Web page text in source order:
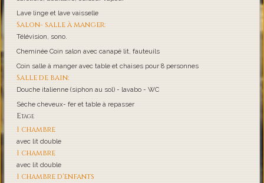
Lave linge et lave vaisselle
Salon- salle à manger:
Télévision, sono.
Cheminée Coin salon avec canapé lit, fauteuils
Coin salle à manger avec table et chaises pour 8 personnes
Salle de bain:
Douche italienne (siphon au sol) - lavabo - WC
Sèche cheveux- fer et table à repasser
Etage
1 chambre
avec lit double
1 chambre
avec lit double
1 chambre d'enfants